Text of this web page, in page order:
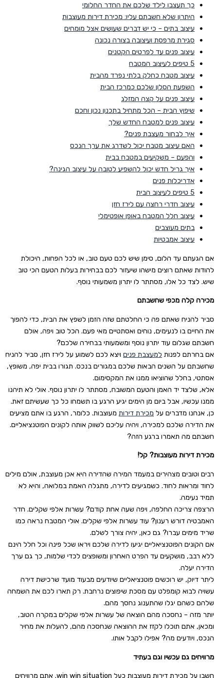
כך תעצבו לילד שלכם את החדר החלומי
היתרון שלא חשבתם עליו: מכירת דירות מעוצבות
עיצוב בתים – כי יש דברים שעושים אצל מומחים
סגירת מרפסת ועיצובה בצורה נכונה
עיצוב פנים עד לפרטים הקטנים
5 טיפים לעיצוב המטבח
עיצוב מטבח כחלק בלתי נפרד מהבית
השפעת הסלון שלכם כמרכז הבית
עיצוב פנים על קצה המזלג
שיפוץ הבית – הכל מתחיל בתכנון נכון וחכם
עיצוב פנים למטבח החדש שלך
איך לבחור מעצבת פנים?
האם עיצוב מטבח יכול לשדרג את ערך הנכס
והפעם – משקיעים במטבח בבית
איך גריל חדש יכול להשפיע לטובה על עיצוב הגינה?
אדריכלות פנים
5 טיפים לעיצוב הבית
עיצוב חדרי רחצה עם לירז חזן
עיצוב חלל המטבח באופן אופטימלי
בתים מעוצבים
עיצוב אמבטיות
אם הגעתם עד הלום, סימן שיש לכם טעם טוב, או לכל הפחות, היכולת
להודות שאתם רוצים מישהו שיעזור לכם בבחירות בעלות הטעם הכי טוב
שיש. לצד כל אלו, מסתתר לו יתרון משמעותי נוסף.
מכירה קלה מכפי שחשבתם
סביר להניח שאתם פה כי החלטתם שזה הזמן לשפץ את הבית, כדי להפוך
את החיים בו לנעימים, נוחים ואסתטיים מאי פעם. הכל טוב ויפה, אולם
חשבתם שגלום עוד יתרון נוסף ומשמעותי בבחירה שלכם?
אם בחרתם לפנות למעצבת פנים ויצא לכם לשמוע על לירז חזן, סביר להניח
שחשבתם על השנים הבאות שלכם במגורים בנכס. תגורו בבית יפה, משופץ,
אסתטי, בחלל שהוציאו ממנו את המקסימום.
אלא, שלצד יד האמן והטעם המשובח, מסתתר לו יתרון נוסף. אולי לא תיהנו
ממנו עכשיו, אבל ביום מן הימים יגיע הרגע בו תשמחו כל כך שעשיתם זאת.
כן, אנחנו מדברים על מכירת דירות מעוצבות. כלומר, הרגע בו אתם מציעים
את הדירה שלכם למכירה, ויהיה עליכם לשווק אותה לקונים הפוטנציאליים.
חשבתם מה תאמרו ברגע הזה?
מכירת דירות מעוצבות? קל!
רבים וטובים מצהירים במעמד המירה שהדירה היא אכן מעוצבת, אולם מילים
לחוד ומראות לחוד. כשמגיעים לדירה, מתגלה האמת במלואה, והיא לא
תמיד נעימה.
הרצפה צריכה החלפה, ויפה שעה אחת קודם? עשרות אלפי שקלים. חדר
האמבטיה דורש רענון? עוד עשרות אלפי שקלים. אולי המטבח נראה כמו
שריד מימים עברו? גם כאן, יהיה צורך לשלם.
אם הקונים הפוטנציאליים יגיעו לדירה שלכם ויראו שכל פינה וכל חלל הינם
ללא רבב, מושקעים עד הפרט האחרון ומשופצים לכדי שלמות, כך גם ערך
הדירה יעלה.
ליתר דיוק, יש רוכשים פוטנציאליים שיודעים מבעוד מועד שרכישת דירה
עשויה לבוא קומפלט עם מסכת שיפוצים נרחבת. רק תארו לכם את השמחה
שלהם כשהם יגלו שהתענוג נחסך מהם.
יותר מזה – נחסכה מהם הוצאה של עשרות אלפי שקלים במקרה הטוב,
ומכאן, אתם תוכלו לקזז את ההוצאה שנחסכה מהם, להעלות את מחיר
הנכס, ויודעים מה? אפילו לקבל אותו.
מרוויחים גם עכשיו וגם בעתיד
חשבו על מכירת דירות מעוצבות כעל win win situation. אתם מרוויחים